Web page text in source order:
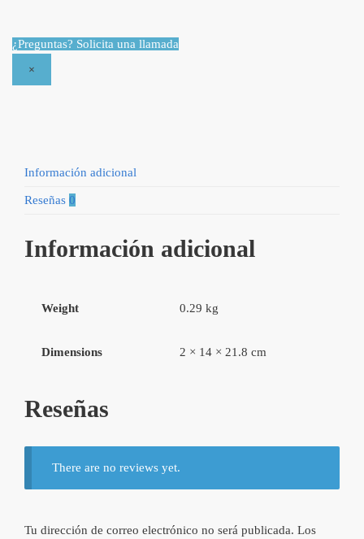
Sheraldi
¿Preguntas? Solicita una llamada
×
Información adicional
Reseñas 0
Información adicional
Weight 0.29 kg
Dimensions 2 × 14 × 21.8 cm
Reseñas
There are no reviews yet.
Tu dirección de correo electrónico no será publicada. Los